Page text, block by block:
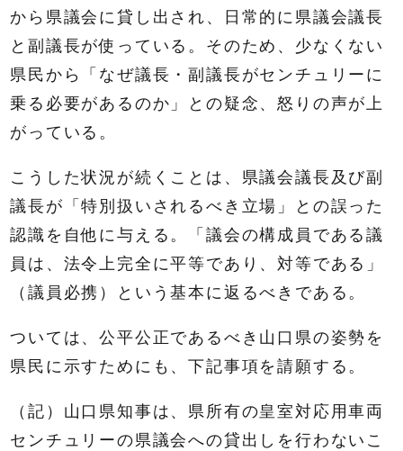
から県議会に貸し出され、日常的に県議会議長
と副議長が使っている。そのため、少なくない
県民から「なぜ議長・副議長がセンチュリーに
乗る必要があるのか」との疑念、怒りの声が上
がっている。
こうした状況が続くことは、県議会議長及び副
議長が「特別扱いされるべき立場」との誤った
認識を自他に与える。「議会の構成員である議
員は、法令上完全に平等であり、対等である」
（議員必携）という基本に返るべきである。
ついては、公平公正であるべき山口県の姿勢を
県民に示すためにも、下記事項を請願する。
（記）山口県知事は、県所有の皇室対応用車両
センチュリーの県議会への貸出しを行わないこ